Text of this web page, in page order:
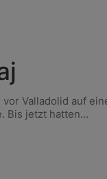
Valladolid auf
Bis jetzt hatten…